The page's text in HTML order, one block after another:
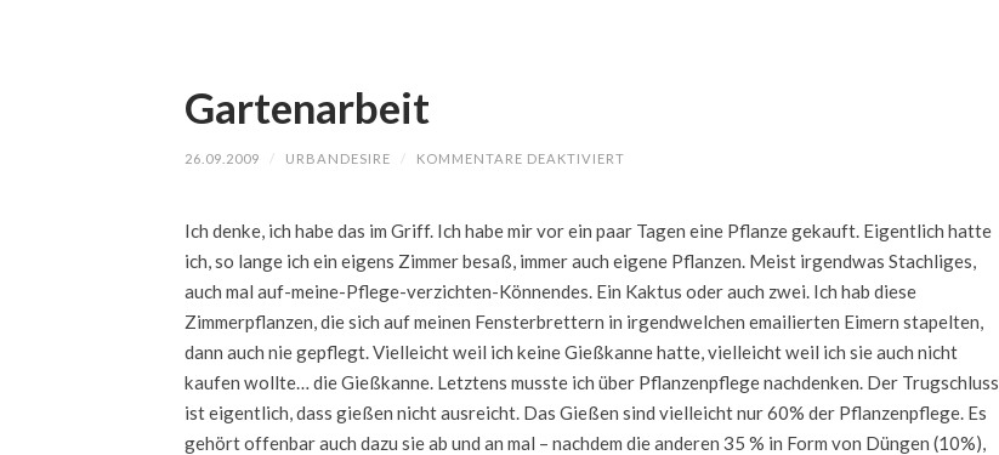
Gartenarbeit
26.09.2009 / URBANDESIRE / KOMMENTARE DEAKTIVIERT
Ich denke, ich habe das im Griff. Ich habe mir vor ein paar Tagen eine Pflanze gekauft. Eigentlich hatte
ich, so lange ich ein eigens Zimmer besaß, immer auch eigene Pflanzen. Meist irgendwas Stachliges,
auch mal auf-meine-Pflege-verzichten-Könnendes. Ein Kaktus oder auch zwei. Ich hab diese
Zimmerpflanzen, die sich auf meinen Fensterbrettern in irgendwelchen emailierten Eimern stapelten,
dann auch nie gepflegt. Vielleicht weil ich keine Gießkanne hatte, vielleicht weil ich sie auch nicht
kaufen wollte… die Gießkanne. Letztens musste ich über Pflanzenpflege nachdenken. Der Trugschluss
ist eigentlich, dass gießen nicht ausreicht. Das Gießen sind vielleicht nur 60% der Pflanzenpflege. Es
gehört offenbar auch dazu sie ab und an mal – nachdem die anderen 35 % in Form von Düngen (10%),